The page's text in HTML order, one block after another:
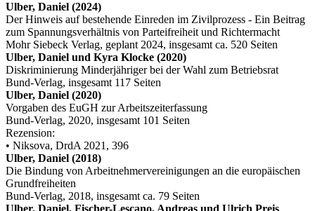
Ulber, Daniel (2024)
Der Hinweis auf bestehende Einreden im Zivilprozess - Ein Beitrag
zum Spannungsverhältnis von Parteifreiheit und Richtermacht
Mohr Siebeck Verlag, geplant 2024, insgesamt ca. 520 Seiten
Ulber, Daniel und Kyra Klocke (2020)
Diskriminierung Minderjähriger bei der Wahl zum Betriebsrat
Bund-Verlag, insgesamt 117 Seiten
Ulber, Daniel (2020)
Vorgaben des EuGH zur Arbeitszeiterfassung
Bund-Verlag, 2020, insgesamt 101 Seiten
Rezension:
• Niksova, DrdA 2021, 396
Ulber, Daniel (2018)
Die Bindung von Arbeitnehmervereinigungen an die europäischen
Grundfreiheiten
Bund-Verlag, 2018, insgesamt ca. 79 Seiten